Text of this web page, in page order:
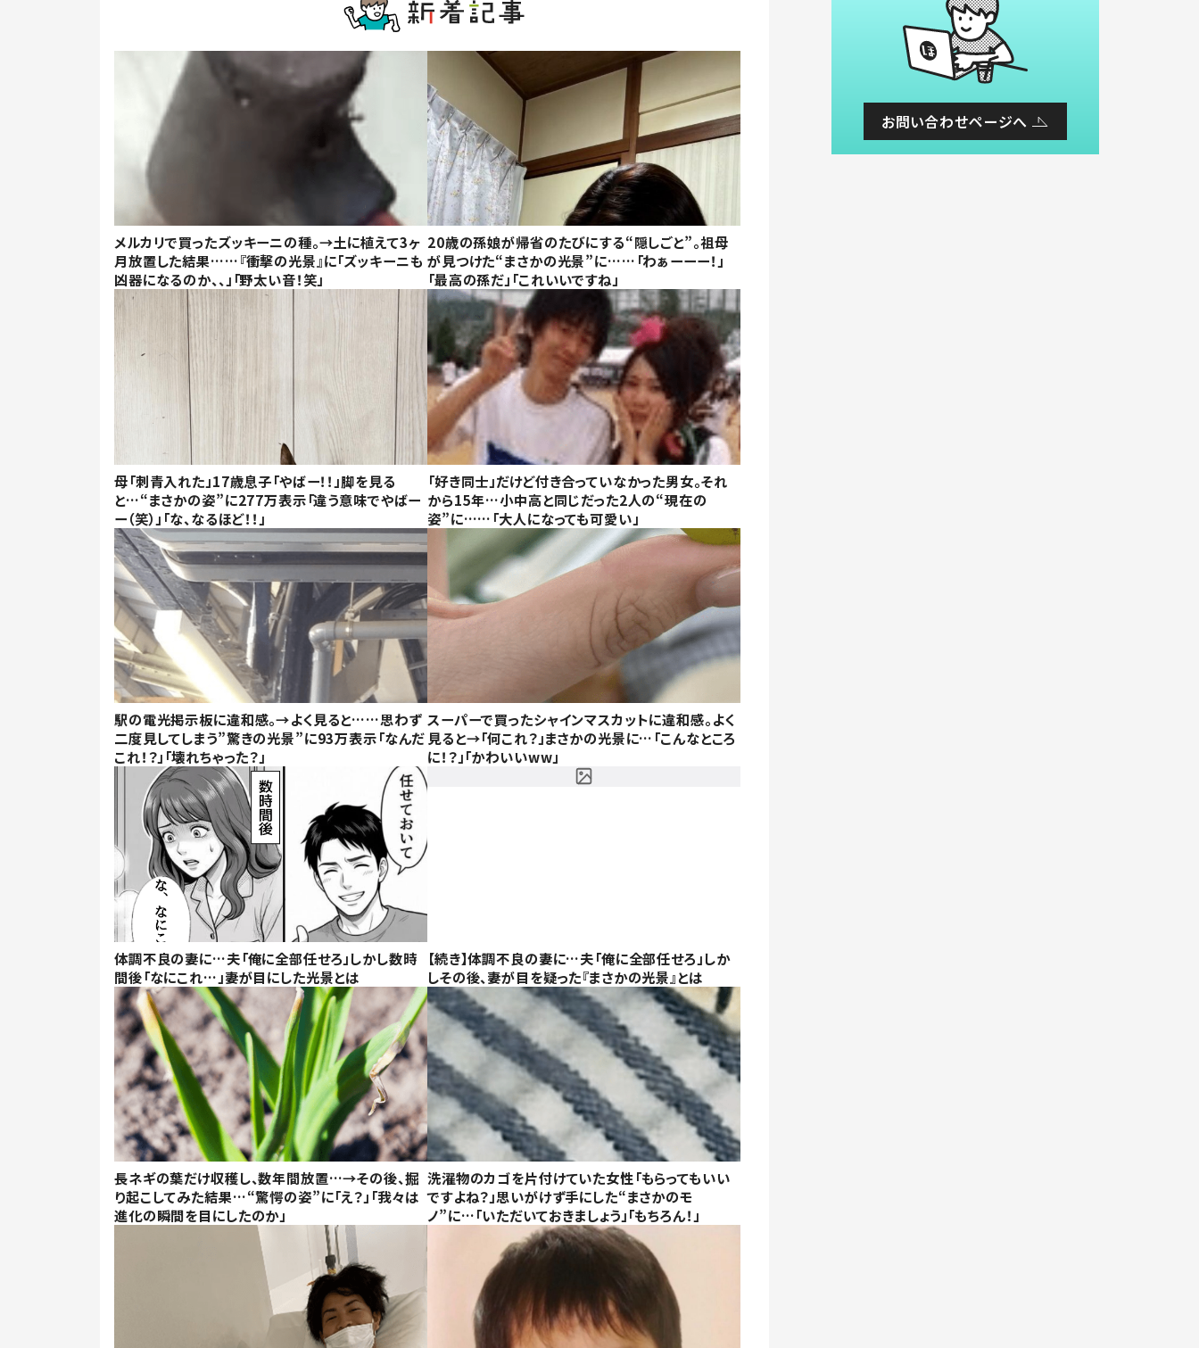
メルカリで買ったズッキーニの種。→土に植えて3ヶ
月放置した結果……『衝撃の光景』に「ズッキーニも
凶器になるのか、、」「野太い音！笑」
20歳の孫娘が帰省のたびにする“隠しごと”。祖母
が見つけた“まさかの光景”に……「わぁーーー！」
「最高の孫だ」「これいいですね」
母「刺青入れた」17歳息子「やばー！！」脚を見る
と…“まさかの姿”に277万表示「違う意味でやばー
ー（笑）」「な、なるほど！！」
「好き同士」だけど付き合っていなかった男女。それ
から15年…小中高と同じだった2人の“現在の
姿”に……「大人になっても可愛い」
駅の電光掲示板に違和感。→よく見ると……思わず
二度見してしまう”驚きの光景”に93万表示「なんだ
これ！？」「壊れちゃった？」
スーパーで買ったシャインマスカットに違和感。よく
見ると→「何これ？」まさかの光景に…「こんなところ
に！？」「かわいいww」
体調不良の妻に…夫「俺に全部任せろ」しかし数時
間後「なにこれ…」妻が目にした光景とは
【続き】体調不良の妻に…夫「俺に全部任せろ」しか
しその後、妻が目を疑った『まさかの光景』とは
長ネギの葉だけ収穫し、数年間放置…→その後、掘
り起こしてみた結果…“驚愕の姿”に「え？」「我々は
進化の瞬間を目にしたのか」
洗濯物のカゴを片付けていた女性「もらってもいい
ですよね？」思いがけず手にした“まさかのモ
ノ”に…「いただいておきましょう」「もちろん！」
お問い合わせページへ